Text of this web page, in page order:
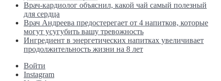
Врач-кардиолог объяснил, какой чай самый полезный
для сердца
Врач Андреева предостерегает от 4 напитков, которые
могут усугубить вашу тревожность
Ингредиент в энергетических напитках увеличивает
продолжительность жизни на 8 лет
Войти
Instagram